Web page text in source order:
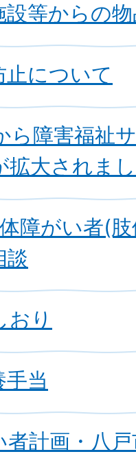
設等からの
止について
ら障害福祉
拡大されま
障がい者(
談
おり
当
者計画・八